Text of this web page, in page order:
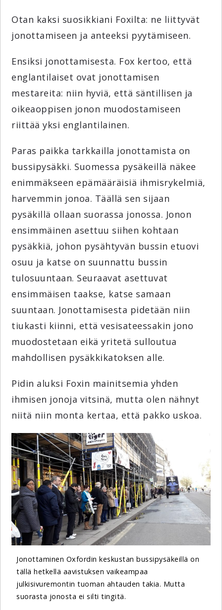
Otan kaksi suosikkiani Foxilta: ne liittyvät
jonottamiseen ja anteeksi pyytämiseen.
Ensiksi jonottamisesta. Fox kertoo, että
englantilaiset ovat jonottamisen
mestareita: niin hyviä, että säntillisen ja
oikeaoppisen jonon muodostamiseen
riittää yksi englantilainen.
Paras paikka tarkkailla jonottamista on
bussipysäkki. Suomessa pysäkeillä näkee
enimmäkseen epämääräisiä ihmisrykelmiä,
harvemmin jonoa. Täällä sen sijaan
pysäkillä ollaan suorassa jonossa. Jonon
ensimmäinen asettuu siihen kohtaan
pysäkkiä, johon pysähtyvän bussin etuovi
osuu ja katse on suunnattu bussin
tulosuuntaan. Seuraavat asettuvat
ensimmäisen taakse, katse samaan
suuntaan. Jonottamisesta pidetään niin
tiukasti kiinni, että vesisateessakin jono
muodostetaan eikä yritetä sulloutua
mahdollisen pysäkkikatoksen alle.
Pidin aluksi Foxin mainitsemia yhden
ihmisen jonoja vitsinä, mutta olen nähnyt
niitä niin monta kertaa, että pakko uskoa.
Jonottaminen Oxfordin keskustan bussipysäkeillä on
tällä hetkellä aavistuksen vaikeampaa
julkisivuremontin tuoman ahtauden takia. Mutta
suorasta jonosta ei silti tingitä.